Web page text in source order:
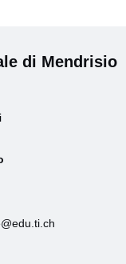
di Mendrisio